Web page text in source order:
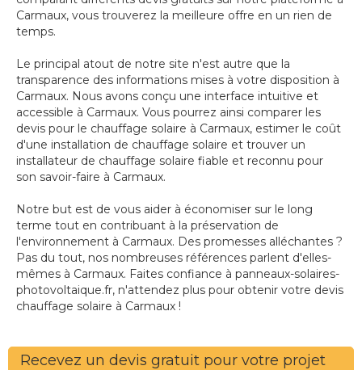
Carmaux, vous trouverez la meilleure offre en un rien de
temps.
Le principal atout de notre site n'est autre que la
transparence des informations mises à votre disposition à
Carmaux. Nous avons conçu une interface intuitive et
accessible à Carmaux. Vous pourrez ainsi comparer les
devis pour le chauffage solaire à Carmaux, estimer le coût
d'une installation de chauffage solaire et trouver un
installateur de chauffage solaire fiable et reconnu pour
son savoir-faire à Carmaux.
Notre but est de vous aider à économiser sur le long
terme tout en contribuant à la préservation de
l'environnement à Carmaux. Des promesses alléchantes ?
Pas du tout, nos nombreuses références parlent d'elles-
mêmes à Carmaux. Faites confiance à panneaux-solaires-
photovoltaique.fr, n'attendez plus pour obtenir votre devis
chauffage solaire à Carmaux !
Recevez un devis gratuit pour votre projet